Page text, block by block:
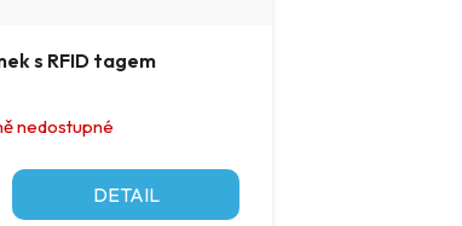
s RFID tagem
nedostupné
DETAIL